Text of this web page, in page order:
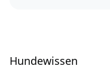
Hundewissen